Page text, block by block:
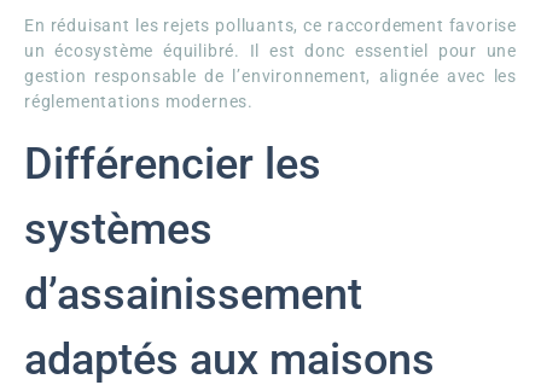
En réduisant les rejets polluants, ce raccordement favorise
un écosystème équilibré. Il est donc essentiel pour une
gestion responsable de l’environnement, alignée avec les
réglementations modernes.
Différencier les
systèmes
d’assainissement
adaptés aux maisons